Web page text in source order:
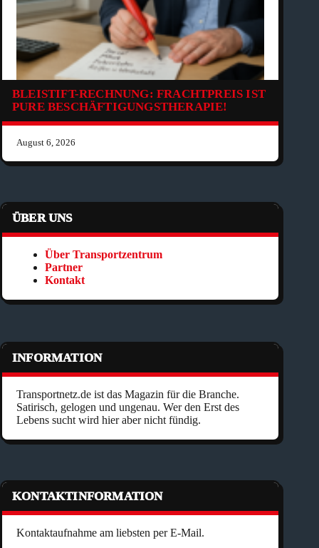
BLEISTIFT-RECHNUNG: FRACHTPREIS IST
PURE BESCHÄFTIGUNGSTHERAPIE!
August 6, 2026
ÜBER UNS
Über Transportzentrum
Partner
Kontakt
INFORMATION
Transportnetz.de ist das Magazin für die Branche.
Satirisch, gelogen und ungenau. Wer den Erst des
Lebens sucht wird hier aber nicht fündig.
KONTAKTINFORMATION
Kontaktaufnahme am liebsten per E-Mail.